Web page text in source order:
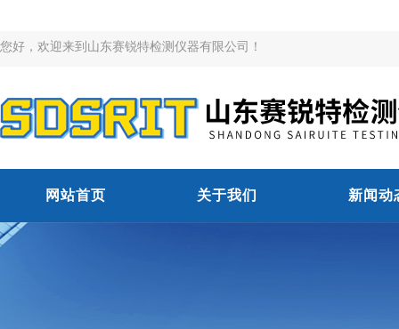
您好，欢迎来到山东赛锐特检测仪器有限公司！
网站首页 关于我们 新闻动